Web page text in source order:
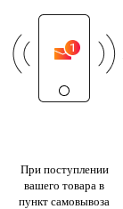
При поступлении
вашего товара в
пункт самовывоза